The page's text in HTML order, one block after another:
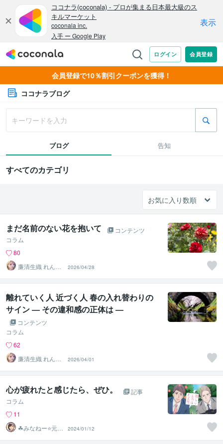
会員登録で10％割引クーポンを獲得！
ココナラブログ
ブログ 告知
すべてのカテゴリ
まだ名前のない花を抱いて
コンテンツ
コラム
80
廉清生織 れんせ
い さき
2026/04/28
離れていく人 近づく人 春の入れ替わりの
サイン ― その違和感の正体は ―
コンテンツ
コラム
62
廉清生織 れんせ
い さき
2026/04/01
心が疲れたと感じたら、ぜひ。
記事
コラム
11
☘みなねー⭐️元総
務部長☘
2024/01/12